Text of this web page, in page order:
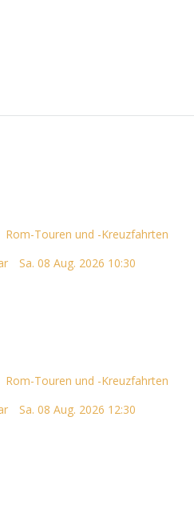
Rom-Touren und -Kreuzfahrten
Sa. 08 Aug. 2026 10:30
Rom-Touren und -Kreuzfahrten
Sa. 08 Aug. 2026 12:30